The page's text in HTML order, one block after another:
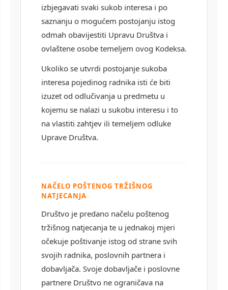
izbjegavati svaki sukob interesa i po
saznanju o mogućem postojanju istog
odmah obavijestiti Upravu Društva i
ovlaštene osobe temeljem ovog Kodeksa.
Ukoliko se utvrdi postojanje sukoba
interesa pojedinog radnika isti će biti
izuzet od odlučivanja u predmetu u
kojemu se nalazi u sukobu interesu i to
na vlastiti zahtjev ili temeljem odluke
Uprave Društva.
NAČELO POŠTENOG TRŽIŠNOG
NATJECANJA
Društvo je predano načelu poštenog
tržišnog natjecanja te u jednakoj mjeri
očekuje poštivanje istog od strane svih
svojih radnika, poslovnih partnera i
dobavljača. Svoje dobavljače i poslovne
partnere Društvo ne ograničava na